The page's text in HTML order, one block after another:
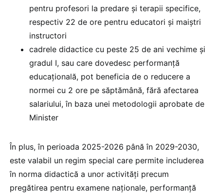
pentru profesori la predare și terapii specifice,
respectiv 22 de ore pentru educatori și maiștri
instructori
cadrele didactice cu peste 25 de ani vechime și
gradul I, sau care dovedesc performanță
educațională, pot beneficia de o reducere a
normei cu 2 ore pe săptămână, fără afectarea
salariului, în baza unei metodologii aprobate de
Minister
În plus, în perioada 2025-2026 până în 2029-2030,
este valabil un regim special care permite includerea
în norma didactică a unor activități precum
pregătirea pentru examene naționale, performanță